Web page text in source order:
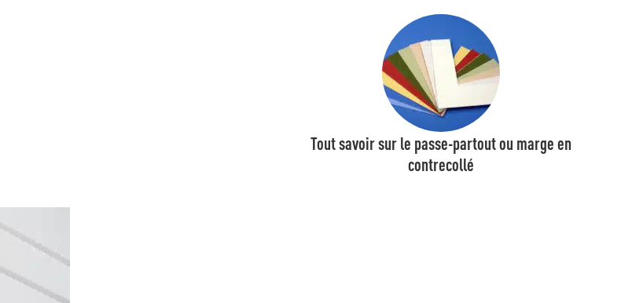
Tout savoir sur le passe-partout ou marge en
contrecollé